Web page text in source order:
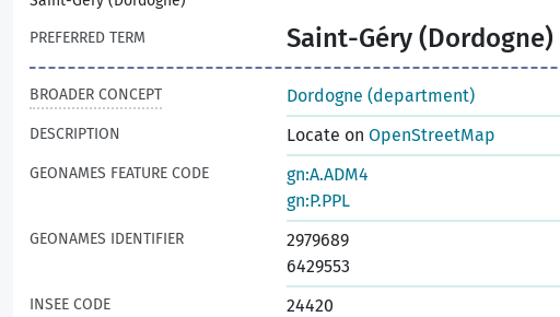
PREFERRED TERM
Saint-Géry (Dordogne)
BROADER CONCEPT Dordogne (department)
DESCRIPTION Locate on OpenStreetMap
GEONAMES FEATURE CODE
gn:A.ADM4
gn:P.PPL
GEONAMES IDENTIFIER
2979689
6429553
INSEE CODE 24420